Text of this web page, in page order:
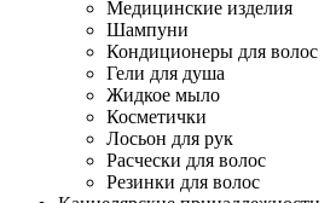
Медицинские изделия
Шампуни
Кондиционеры для волос
Гели для душа
Жидкое мыло
Косметички
Лосьон для рук
Расчески для волос
Резинки для волос